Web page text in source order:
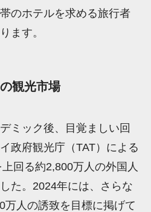
のホテルを求める旅行者
ます。
観光市場
ミック後、目覚ましい回
政府観光庁（TAT）による
回る約2,800万人の外国人
た。2024年には、さらな
万人の誘致を目標に掲げて